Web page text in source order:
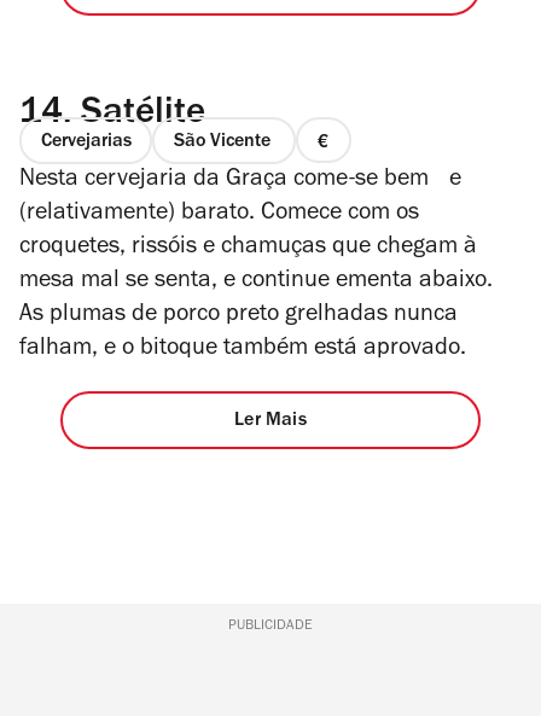
14. Satélite
Cervejarias São Vicente
preço
1
de
4
Nesta cervejaria da Graça come-se bem e
(relativamente) barato. Comece com os
croquetes, rissóis e chamuças que chegam à
mesa mal se senta, e continue ementa abaixo.
As plumas de porco preto grelhadas nunca
falham, e o bitoque também está aprovado.
Ler Mais
PUBLICIDADE